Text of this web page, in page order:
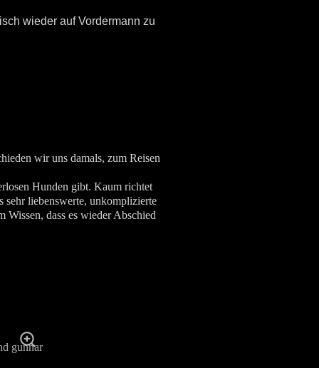
wieder auf Vordermann zu
wir uns damals, zum Reisen
Hunden gibt. Kaum richtet
sehr liebenswerte, unkomplizierte
Wissen, dass es wieder Abschied